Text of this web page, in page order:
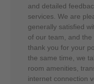
and detailed
services. We are
generally satisfied
of our team, and
thank you for your
the same time, we
room amenities,
internet connection